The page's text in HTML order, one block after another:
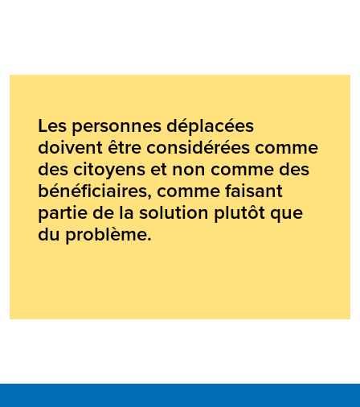
Les personnes déplacées
doivent être considérées comme
des citoyens et non comme des
bénéficiaires, comme faisant
partie de la solution plutôt que
du problème.